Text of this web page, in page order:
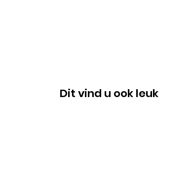
Dit vind u ook leuk